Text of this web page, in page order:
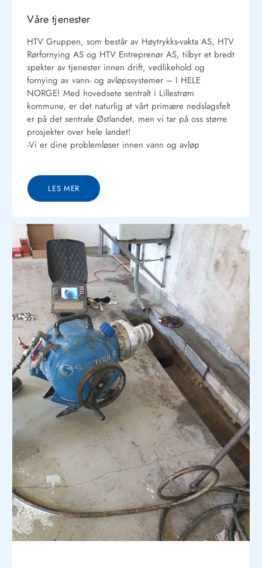
Våre tjenester
HTV Gruppen, som består av Høytrykks-vakta AS, HTV
Rørfornying AS og HTV Entreprenør AS, tilbyr et bredt
spekter av tjenester innen drift, vedlikehold og
fornying av vann- og avløpssystemer – I HELE
NORGE! Med hovedsete sentralt i Lillestrøm
kommune, er det naturlig at vårt primære nedslagsfelt
er på det sentrale Østlandet, men vi tar på oss større
prosjekter over hele landet!
-Vi er dine problemløser innen vann og avløp
LES MER